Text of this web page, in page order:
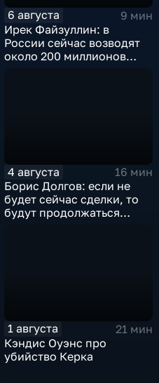
6 августа
9 мин
Ирек Файзуллин: в
России сейчас возводят
около 200 миллионов
4 августа
16 мин
Борис Долгов: если не
будет сейчас сделки, то
будут продолжаться
1 августа
21 мин
Кэндис Оуэнс про
убийство Керка